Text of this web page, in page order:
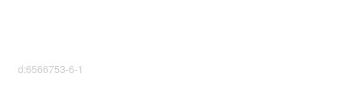
d:6566753-6-1